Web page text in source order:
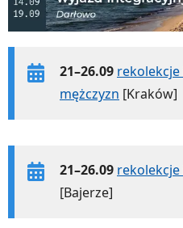
21–26.09
mężczyzn [Kraków]
21–26.09
[Bajerze]